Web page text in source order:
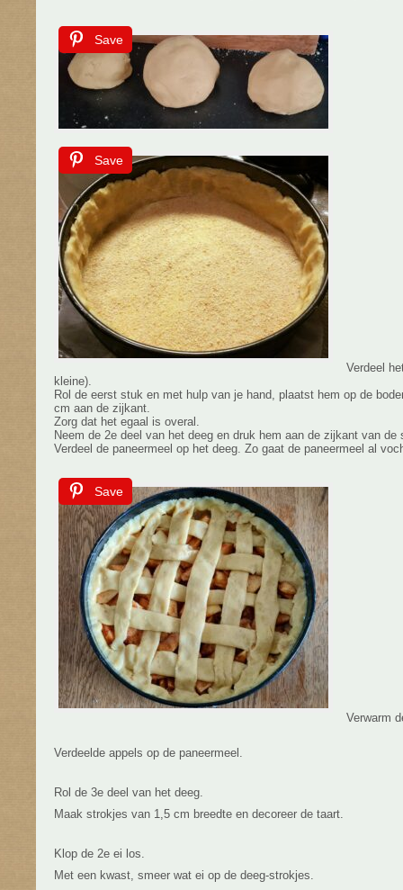
Save
Save
Verdeel
kleine).
Rol de eerst stuk en met hulp van je hand, plaatst hem op de
cm aan de zijkant.
Zorg dat het egaal is overal.
Neem de 2e deel van het deeg en druk hem aan de zijkant van de
Verdeel de paneermeel op het deeg. Zo gaat de paneermeel al
Save
Verwarm
Verdeelde appels op de paneermeel.
Rol de 3e deel van het deeg.
Maak strokjes van 1,5 cm breedte en decoreer de taart.
Klop de 2e ei los.
Met een kwast, smeer wat ei op de deeg-strokjes.